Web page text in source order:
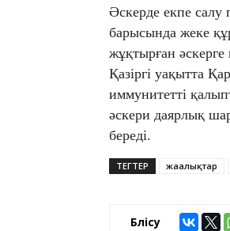
Әскерде екпе салу
барысында жеке
жұқтырған
Қазіргі уақытта
иммунитетті
әскери даярлық
береді.
ТЕГТЕР жаңалықтар
Бөлісу